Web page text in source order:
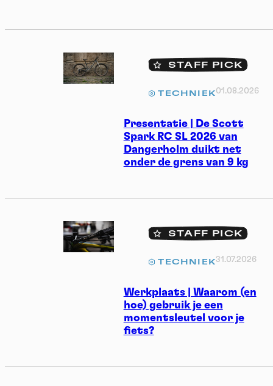
Presentatie | De Scott
Spark RC SL 2026 van
Dangerholm duikt net
onder de grens van 9 kg
STAFF PICK
TECHNIEK01.08.2026
Werkplaats | Waarom (en
hoe) gebruik je een
momentsleutel voor je
fiets?
STAFF PICK
TECHNIEK31.07.2026